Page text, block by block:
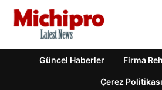
Güncel Haberler Firma
Çerez Politikası